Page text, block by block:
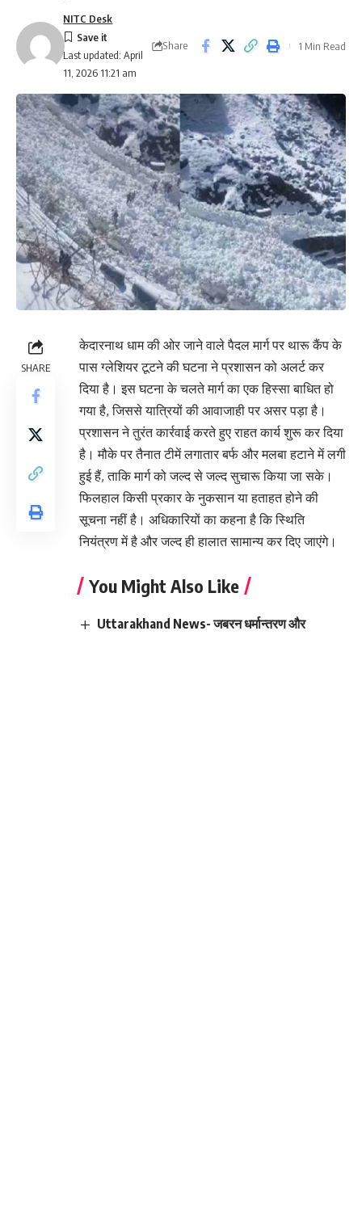
Last updated: April
11, 2026 11:21 am
NITC Desk
Share 1 Min Read
SHARE
केदारनाथ धाम की ओर जाने वाले पैदल मार्ग पर थारू कैंप के
पास ग्लेशियर टूटने की घटना ने प्रशासन को अलर्ट कर
दिया है। इस घटना के चलते मार्ग का एक हिस्सा बाधित हो
गया है, जिससे यात्रियों की आवाजाही पर असर पड़ा है।
प्रशासन ने तुरंत कार्रवाई करते हुए राहत कार्य शुरू कर दिया
है। मौके पर तैनात टीमें लगातार बर्फ और मलबा हटाने में लगी
हुई हैं, ताकि मार्ग को जल्द से जल्द सुचारू किया जा सके।
फिलहाल किसी प्रकार के नुकसान या हताहत होने की
सूचना नहीं है। अधिकारियों का कहना है कि स्थिति
नियंत्रण में है और जल्द ही हालात सामान्य कर दिए जाएंगे।
You Might Also Like
Uttarakhand News- जबरन धर्मान्तरण और